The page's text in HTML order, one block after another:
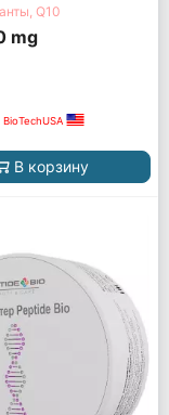
Q10
mg
BioTechUSA
В корзину